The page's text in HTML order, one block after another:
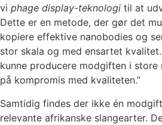
vi phage display-teknologi til at
Dette er en metode, der gør det
kopiere effektive nanobodies og
stor skala og med ensartet
kunne producere modgiften i
på kompromis med kvaliteten.”
Samtidig findes der ikke én
relevante afrikanske slangearter.